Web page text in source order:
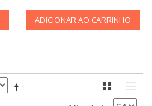
ADICIONAR AO CARRINHO